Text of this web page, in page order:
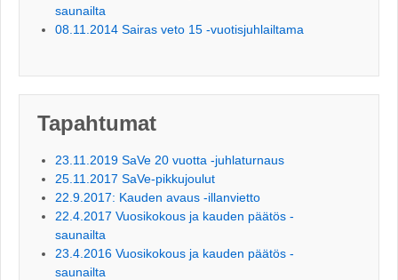
saunailta
08.11.2014 Sairas veto 15 -vuotisjuhlailtama
Tapahtumat
23.11.2019 SaVe 20 vuotta -juhlaturnaus
25.11.2017 SaVe-pikkujoulut
22.9.2017: Kauden avaus -illanvietto
22.4.2017 Vuosikokous ja kauden päätös -
saunailta
23.4.2016 Vuosikokous ja kauden päätös -
saunailta